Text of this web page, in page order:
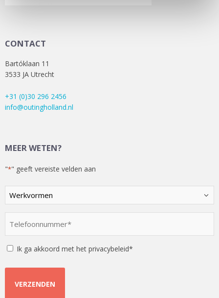
CONTACT
Bartóklaan 11
3533 JA Utrecht
+31 (0)30 296 2456
info@outingholland.nl
MEER WETEN?
"*" geeft vereiste velden aan
Kies
een
optie
Instemming
Ik ga akkoord met het privacybeleid*